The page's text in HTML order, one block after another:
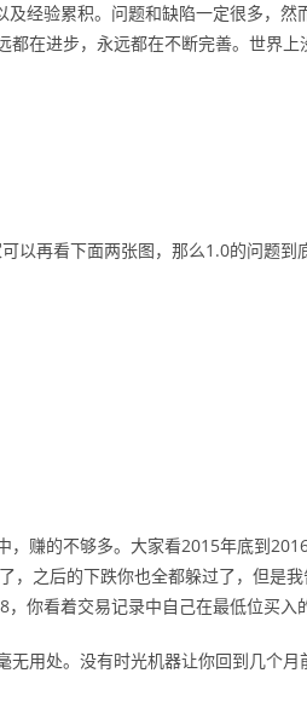
经验累积。问题和缺陷一定很多，
都在进步，永远都在不断完善。世界
以再看下面两张图，那么1.0的问题到
，赚的不够多。大家看2015年底到
，之后的下跌你也全都躲过了，但是
你看着交易记录中自己在最低位买入
用处。没有时光机器让你回到几个